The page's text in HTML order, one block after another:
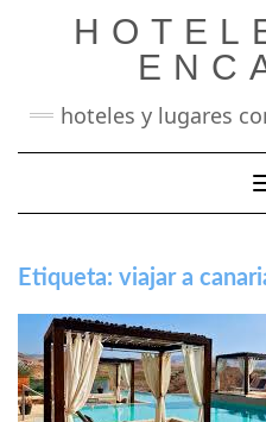
hoteles y lugares
Etiqueta: viajar a